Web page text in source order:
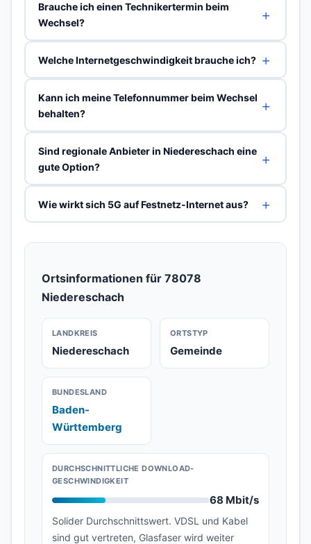
Brauche ich einen Technikertermin beim
Wechsel?
Welche Internetgeschwindigkeit brauche ich?
Kann ich meine Telefonnummer beim Wechsel
behalten?
Sind regionale Anbieter in Niedereschach eine
gute Option?
Wie wirkt sich 5G auf Festnetz-Internet aus?
Ortsinformationen für 78078
Niedereschach
LANDKREIS
Niedereschach
ORTSTYP
Gemeinde
BUNDESLAND
Baden-
Württemberg
DURCHSCHNITTLICHE DOWNLOAD-
GESCHWINDIGKEIT
68 Mbit/s
Solider Durchschnittswert. VDSL und Kabel
sind gut vertreten, Glasfaser wird weiter